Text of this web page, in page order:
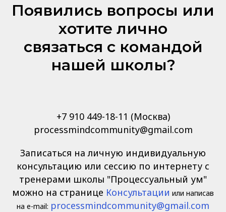
Появились вопросы или
хотите лично
связаться с командой
нашей школы?
+7 910 449-18-11 (Москва)
processmindcommunity@gmail.com
Записаться на личную индивидуальную
консультацию или сессию по интернету с
тренерами школы "Процессуальный ум"
можно на странице Консультации или написав
на e-mail: processmindcommunity@gmail.com